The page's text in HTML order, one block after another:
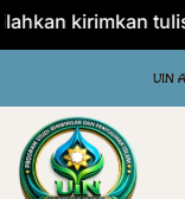
kirimkan
UIN